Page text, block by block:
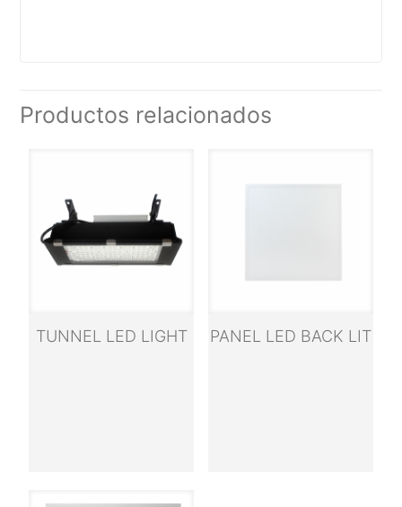
Productos relacionados
TUNNEL LED LIGHT PANEL LED BACK LIT